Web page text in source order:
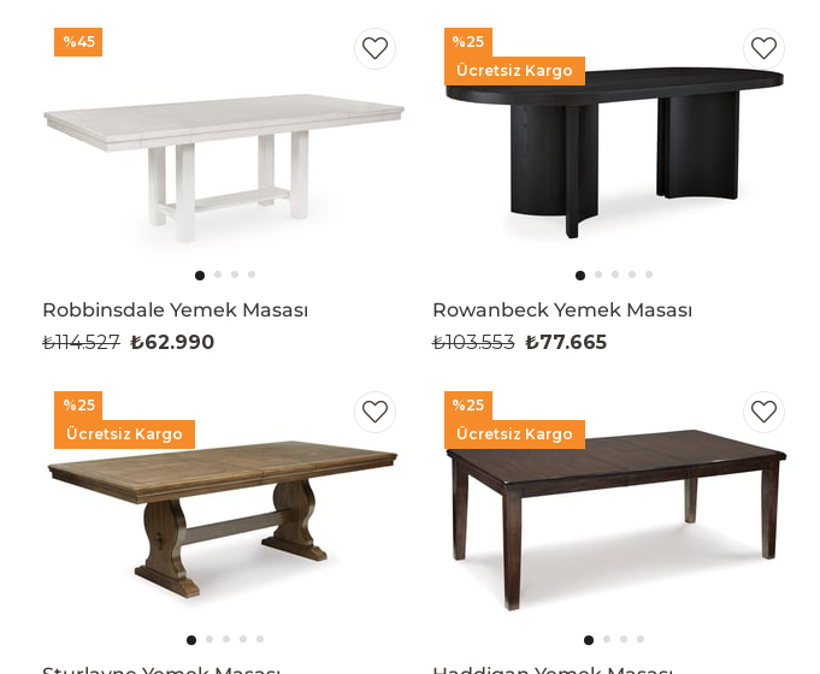
Robbinsdale Yemek Masası
₺62.990
₺114.527
%45
Rowanbeck Yemek Masası
₺77.665
₺103.553
Ücretsiz Kargo
%25
Ücretsiz Kargo
%25
Ücretsiz Kargo
%25